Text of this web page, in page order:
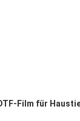
Film für